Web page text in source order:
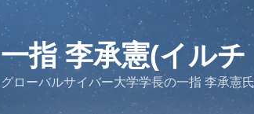
一指 李承憲(イル
グローバルサイバー大学学長の一指 李承憲